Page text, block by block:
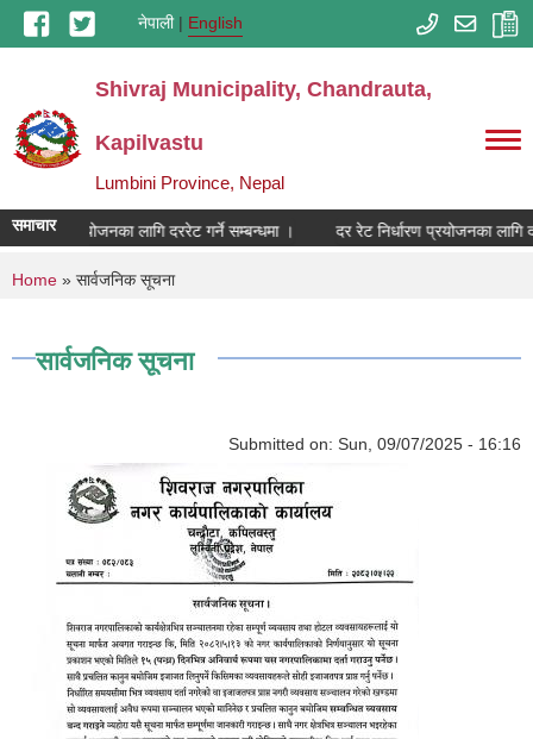
Skip to main contentनेपाली English
Shivraj Municipality, Chandrauta,
Kapilvastu
Lumbini Province, Nepal
समाचार
निर्धारण प्रयोजनका लागि दररेट गर्ने सम्बन्धमा । दर रेट निर्धारण प्रयोजनका लागि
You are here
Home » सार्वजनिक सूचना
सार्वजनिक सूचना
Submitted on: Sun, 09/07/2025 - 16:16